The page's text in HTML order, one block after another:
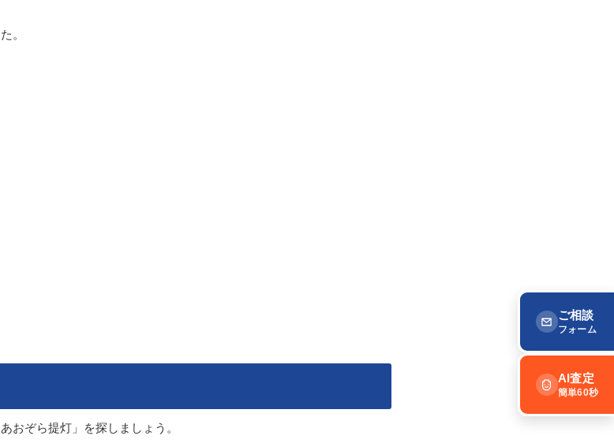
。
おぞら提灯」を探しましょう。
ご相談
フォーム
AI査定
簡単60秒